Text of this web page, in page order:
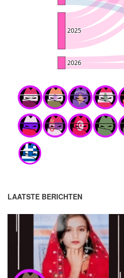
LAATSTE BERICHTEN